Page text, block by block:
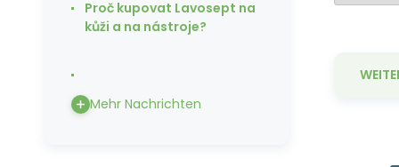
Proč kupovat Lavosept na
kůži a na nástroje?
Mehr Nachrichten